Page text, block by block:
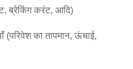
ब्रेकिंग करंट, आदि)
(परिवेश का तापमान, ऊंचाई,